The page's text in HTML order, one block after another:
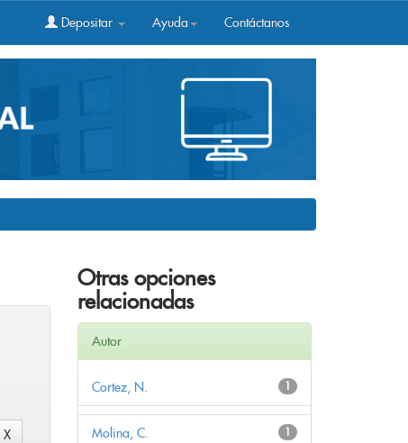
Depositar Ayuda Contáctanos
Otras opciones
relacionadas
Autor
1
Cortez, N.
1
Molina, C.